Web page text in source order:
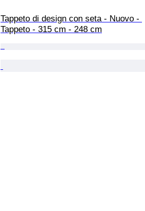
Tappeto di design con seta - Nuovo -
Tappeto - 315 cm - 248 cm